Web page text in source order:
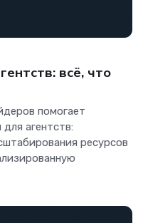
всё, что
помогает
агентств:
ресурсов